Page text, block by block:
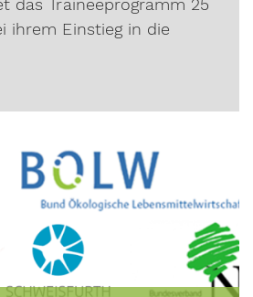
ihrem Einstieg in die